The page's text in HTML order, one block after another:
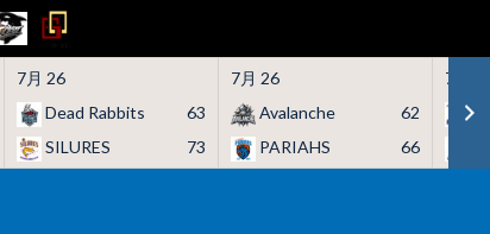
7月 26
Dead Rabbits
63
SILURES
73
7月 26
Avalanche
62
PARIAHS
66
7月